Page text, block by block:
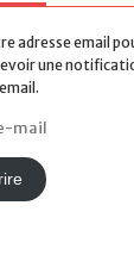
VOUS À CE
adresse email